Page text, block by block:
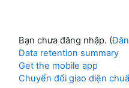
Bạn chưa đăng nhập. (
Data retention summary
Get the mobile app
Chuyển đổi giao diện